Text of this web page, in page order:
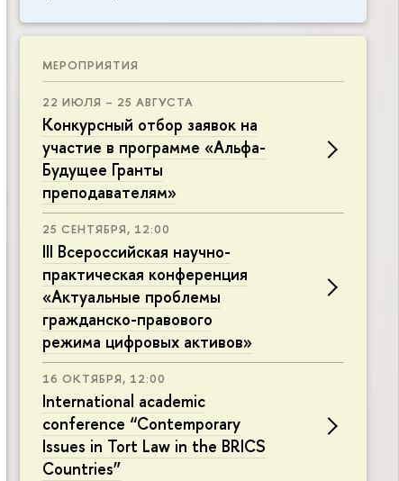
МЕРОПРИЯТИЯ
22 ИЮЛЯ – 25 АВГУСТА
Конкурсный отбор заявок на
участие в программе «Альфа-
Будущее Гранты
преподавателям»
25 СЕНТЯБРЯ, 12:00
III Всероссийская научно-
практическая конференция
«Актуальные проблемы
гражданско-правового
режима цифровых активов»
16 ОКТЯБРЯ, 12:00
International academic
conference “Contemporary
Issues in Tort Law in the BRICS
Countries”